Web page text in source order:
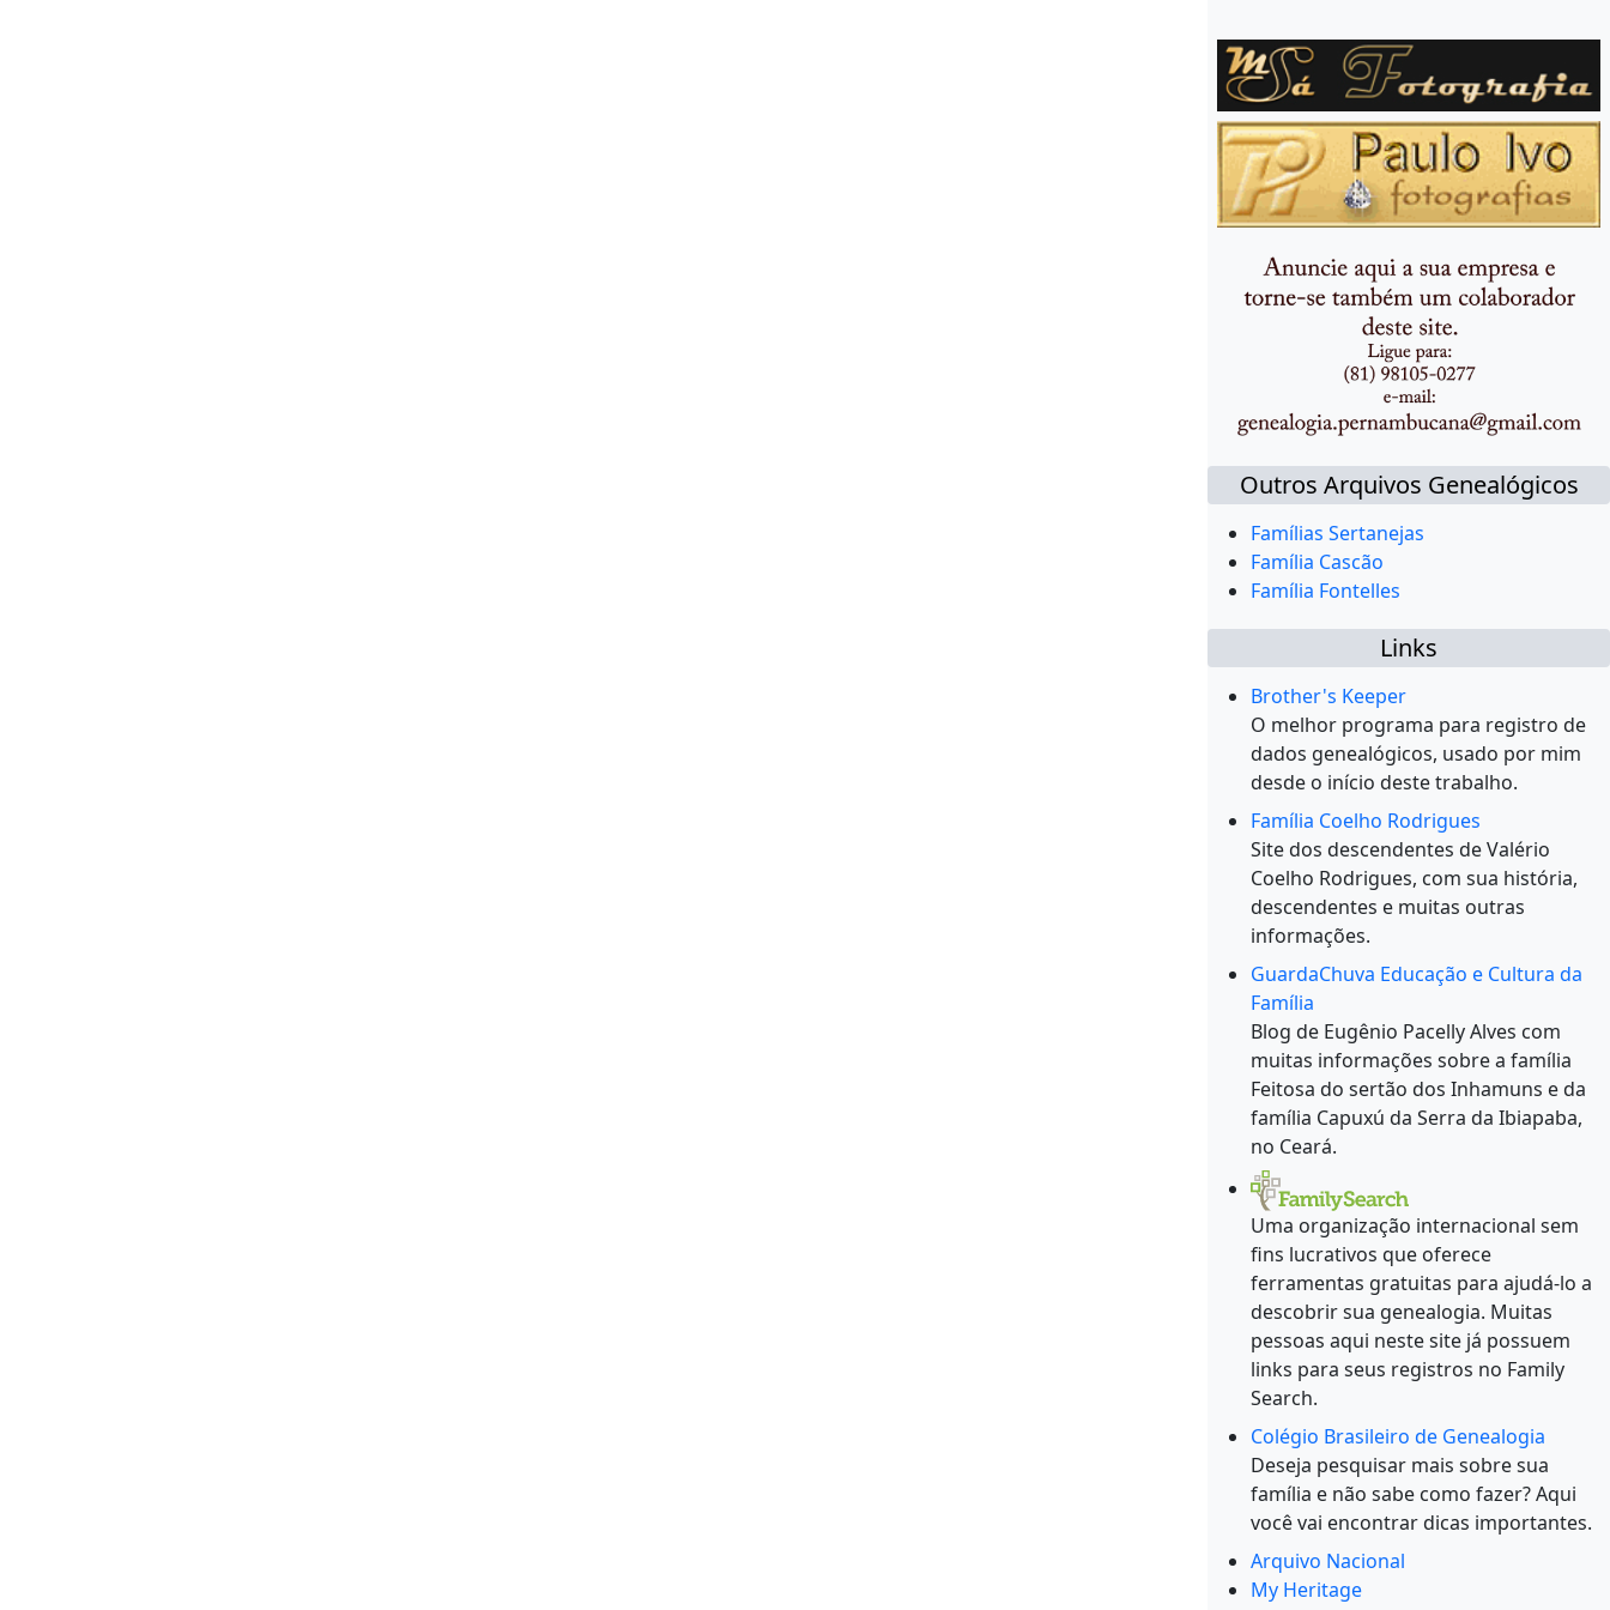
Outros Arquivos Genealógicos
Famílias Sertanejas
Família Cascão
Família Fontelles
Links
Brother's Keeper
O melhor programa para registro de
dados genealógicos, usado por mim
desde o início deste trabalho.
Família Coelho Rodrigues
Site dos descendentes de Valério
Coelho Rodrigues, com sua história,
descendentes e muitas outras
informações.
GuardaChuva Educação e Cultura da
Família
Blog de Eugênio Pacelly Alves com
muitas informações sobre a família
Feitosa do sertão dos Inhamuns e da
família Capuxú da Serra da Ibiapaba,
no Ceará.
Uma organização internacional sem
fins lucrativos que oferece
ferramentas gratuitas para ajudá-lo a
descobrir sua genealogia. Muitas
pessoas aqui neste site já possuem
links para seus registros no Family
Search.
Colégio Brasileiro de Genealogia
Deseja pesquisar mais sobre sua
família e não sabe como fazer? Aqui
você vai encontrar dicas importantes.
Arquivo Nacional
My Heritage